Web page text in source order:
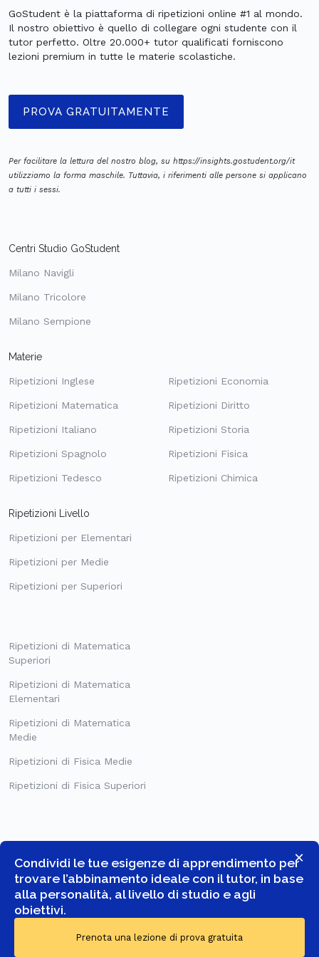
×
Condividi le tue esigenze di apprendimento per
trovare l’abbinamento ideale con il tutor, in base
alla personalità, al livello di studio e agli
obiettivi.
Prenota una lezione di prova gratuita
GoStudent è la piattaforma di ripetizioni online #1 al mondo.
Il nostro obiettivo è quello di collegare ogni studente con il
tutor perfetto. Oltre 20.000+ tutor qualificati forniscono
lezioni premium in tutte le materie scolastiche.
PROVA GRATUITAMENTE
Per facilitare la lettura del nostro blog, su https://insights.gostudent.org/it
utilizziamo la forma maschile. Tuttavia, i riferimenti alle persone si applicano
a tutti i sessi.
Centri Studio GoStudent
Milano Navigli
Milano Tricolore
Milano Sempione
Materie
Ripetizioni Inglese
Ripetizioni Matematica
Ripetizioni Italiano
Ripetizioni Spagnolo
Ripetizioni Tedesco
Ripetizioni Economia
Ripetizioni Diritto
Ripetizioni Storia
Ripetizioni Fisica
Ripetizioni Chimica
Ripetizioni Livello
Ripetizioni per Elementari
Ripetizioni per Medie
Ripetizioni per Superiori
Ripetizioni di Matematica
Superiori
Ripetizioni di Matematica
Elementari
Ripetizioni di Matematica
Medie
Ripetizioni di Fisica Medie
Ripetizioni di Fisica Superiori
RISERVATI.